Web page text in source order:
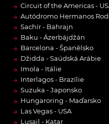
→ Circuit of the Americas -
→ Autódromo Hermanos
→ Sachír - Bahrajn
→ Baku - Ázerbájdžán
→ Barcelona - Španělsko
→ Džidda - Saúdská Arábie
→ Imola - Itálie
→ Interlagos - Brazílie
→ Suzuka - Japonsko
→ Hungaroring - Maďarsko
→ Las Vegas - USA
Lusail - Katar